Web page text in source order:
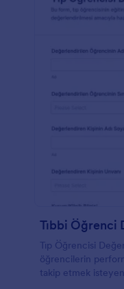
Tıbbi Öğrenci
Tıp Öğrencisi
öğrencilerin
takip etmek